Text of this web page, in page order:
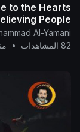
to the Hearts
People
82 المشاهدات
• منذ 2